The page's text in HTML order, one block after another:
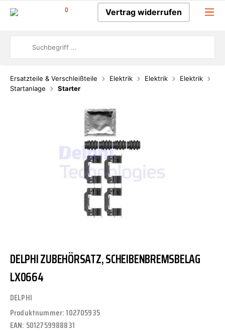
0 Vertrag widerrufen
Ersatzteile & Verschleißteile Elektrik Elektrik
Elektrik
Startanlage
Starter
DELPHI ZUBEHÖRSATZ, SCHEIBENBREMSBELAG
LX0664
DELPHI
Produktnummer:102705935
EAN: 5012759988831